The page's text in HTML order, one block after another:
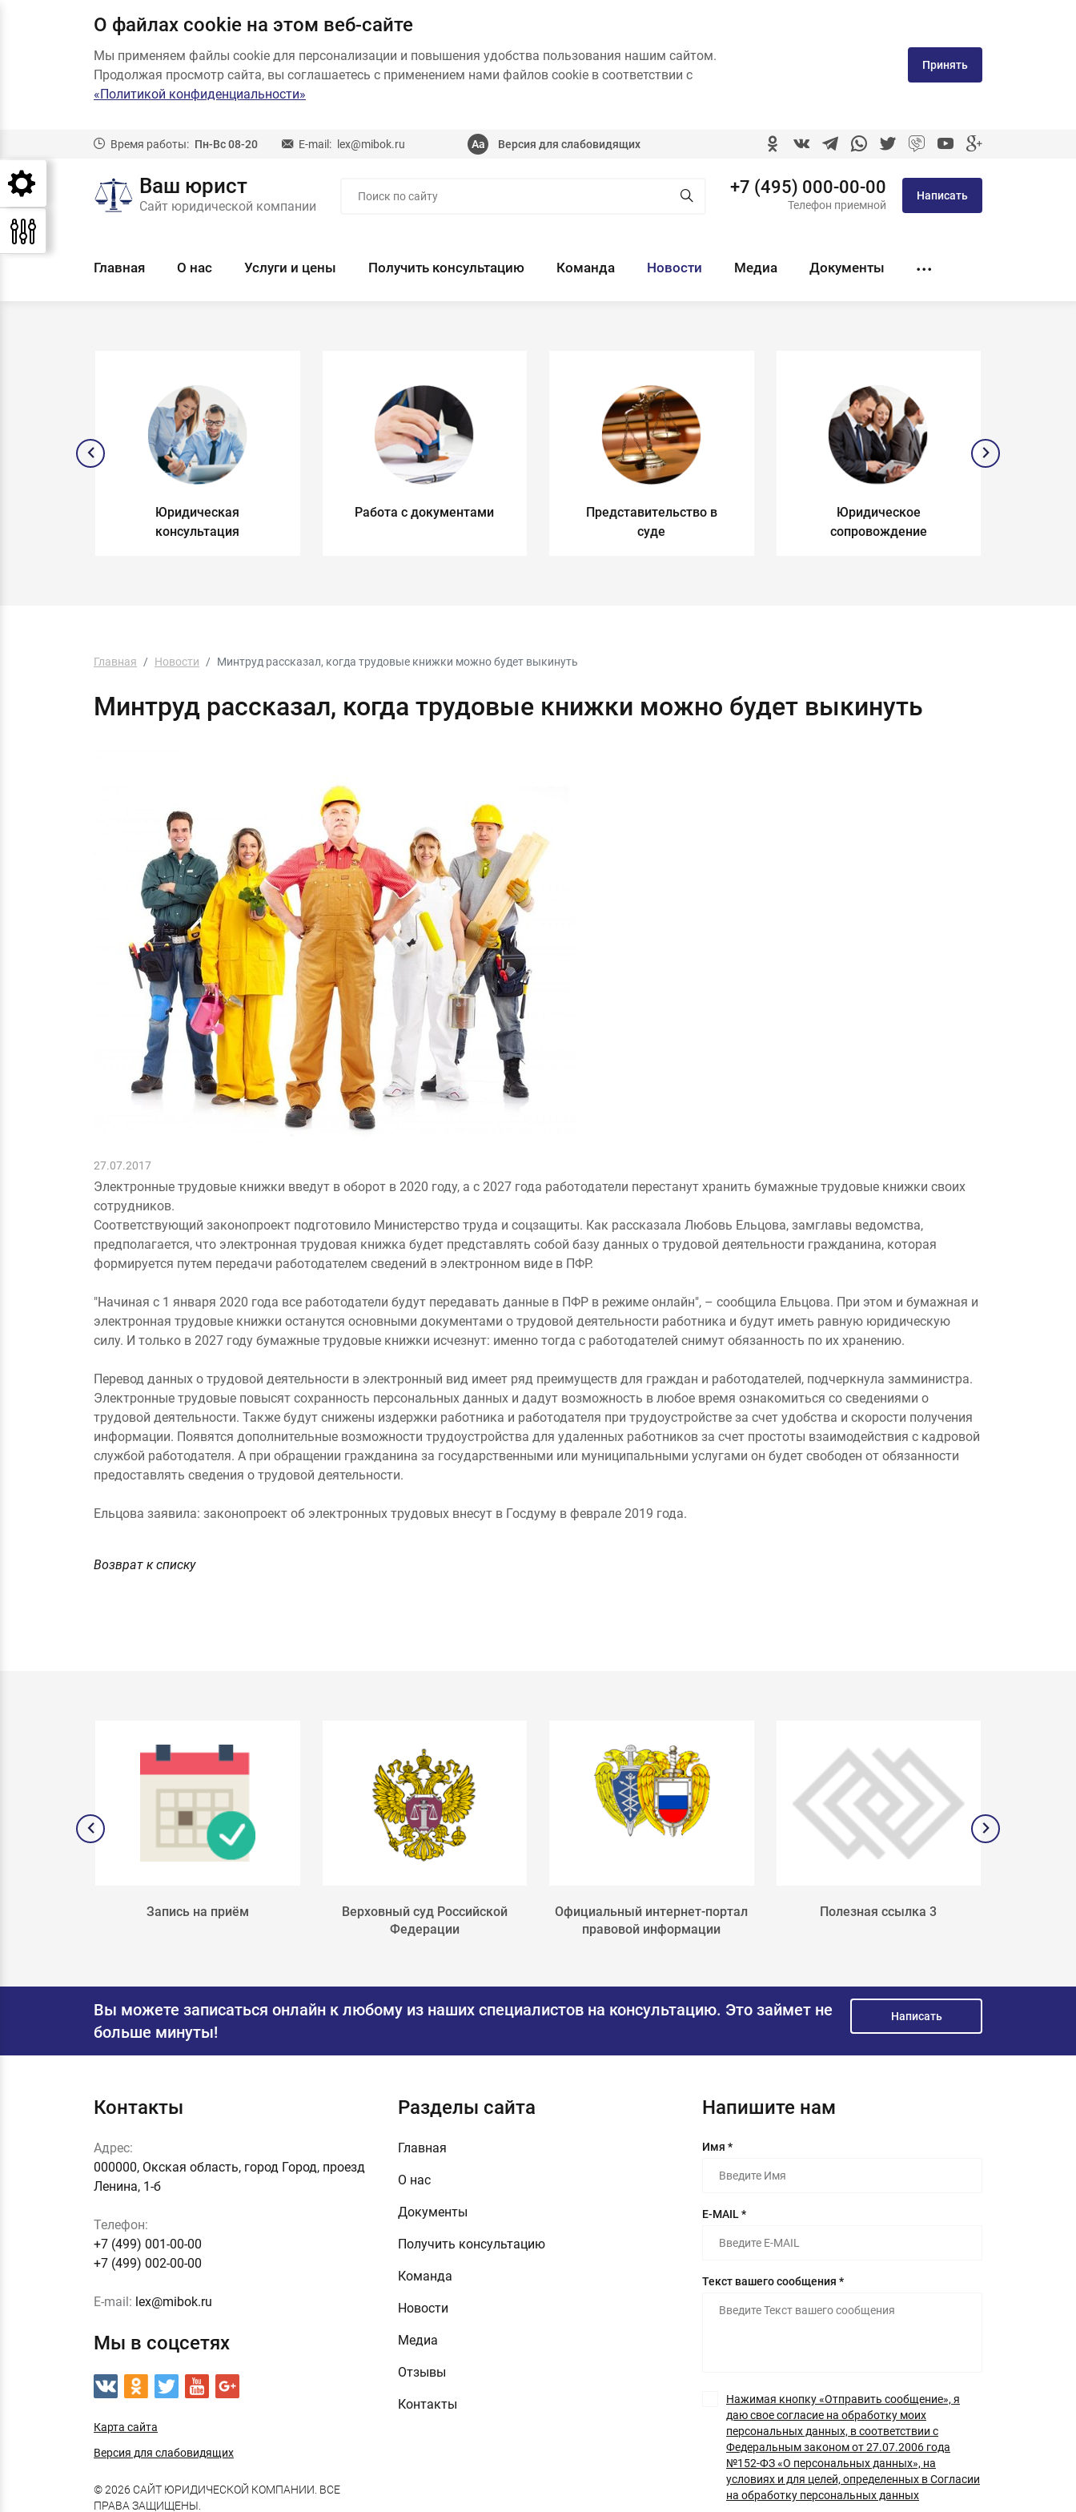
О файлах cookie на этом веб-сайте
Мы применяем файлы cookie для персонализации и повышения удобства пользования нашим сайтом.
Продолжая просмотр сайта, вы соглашаетесь с применением нами файлов cookie в соответствии с
«Политикой конфиденциальности»
Принять
Время работы: Пн-Вс 08-20 E-mail: lex@mibok.ru Версия для слабовидящих
Ваш юрист
Сайт юридической компании
+7 (495) 000-00-00
Телефон приемной
Написать
Главная О нас Услуги и цены Получить консультацию Команда Новости Медиа Документы
Юридическая
консультация
Работа с документами
Представительство в
суде
Юридическое
сопровождение
Главная Новости Минтруд рассказал, когда трудовые книжки можно будет выкинуть
Минтруд рассказал, когда трудовые книжки можно будет выкинуть
27.07.2017
Электронные трудовые книжки введут в оборот в 2020 году, а с 2027 года работодатели перестанут хранить бумажные трудовые книжки своих
сотрудников.
Соответствующий законопроект подготовило Министерство труда и соцзащиты. Как рассказала Любовь Ельцова, замглавы ведомства,
предполагается, что электронная трудовая книжка будет представлять собой базу данных о трудовой деятельности гражданина, которая
формируется путем передачи работодателем сведений в электронном виде в ПФР.
"Начиная с 1 января 2020 года все работодатели будут передавать данные в ПФР в режиме онлайн", – сообщила Ельцова. При этом и бумажная и
электронная трудовые книжки останутся основными документами о трудовой деятельности работника и будут иметь равную юридическую
силу. И только в 2027 году бумажные трудовые книжки исчезнут: именно тогда с работодателей снимут обязанность по их хранению.
Перевод данных о трудовой деятельности в электронный вид имеет ряд преимуществ для граждан и работодателей, подчеркнула замминистра.
Электронные трудовые повысят сохранность персональных данных и дадут возможность в любое время ознакомиться со сведениями о
трудовой деятельности. Также будут снижены издержки работника и работодателя при трудоустройстве за счет удобства и скорости получения
информации. Появятся дополнительные возможности трудоустройства для удаленных работников за счет простоты взаимодействия с кадровой
службой работодателя. А при обращении гражданина за государственными или муниципальными услугами он будет свободен от обязанности
предоставлять сведения о трудовой деятельности.
Ельцова заявила: законопроект об электронных трудовых внесут в Госдуму в феврале 2019 года.
Возврат к списку
Запись на приём
Верховный суд Российской
Федерации
Официальный интернет-портал
правовой информации
Полезная ссылка 3
Вы можете записаться онлайн к любому из наших специалистов на консультацию. Это займет не
больше минуты!
Написать
Контакты
Адрес:
000000, Окская область, город Город, проезд
Ленина, 1-б
Телефон:
+7 (499) 001-00-00
+7 (499) 002-00-00
E-mail: lex@mibok.ru
Мы в соцсетях
Карта сайта
Версия для слабовидящих
© 2026 САЙТ ЮРИДИЧЕСКОЙ КОМПАНИИ. ВСЕ
ПРАВА ЗАЩИЩЕНЫ.
Разделы сайта
Главная
О нас
Документы
Получить консультацию
Команда
Новости
Медиа
Отзывы
Контакты
Напишите нам
Имя *
E-MAIL *
Текст вашего сообщения *
Нажимая кнопку «Отправить сообщение», я
даю свое согласие на обработку моих
персональных данных, в соответствии с
Федеральным законом от 27.07.2006 года
№152-ФЗ «О персональных данных», на
условиях и для целей, определенных в Согласии
на обработку персональных данных